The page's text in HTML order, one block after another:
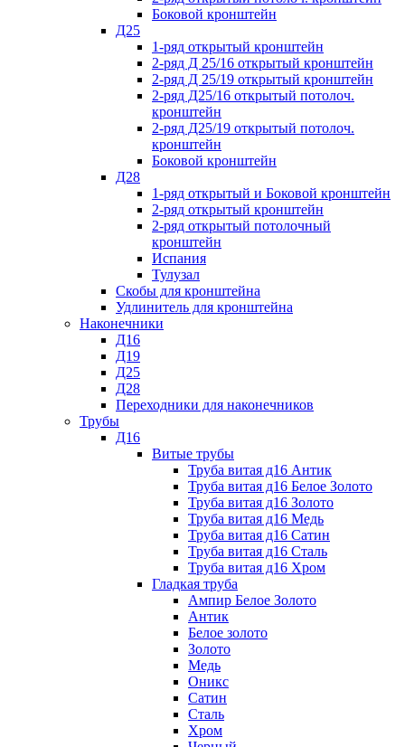
Боковой кронштейн
Д25
1-ряд открытый кронштейн
2-ряд Д 25/16 открытый кронштейн
2-ряд Д 25/19 открытый кронштейн
2-ряд Д25/16 открытый потолоч.
кронштейн
2-ряд Д25/19 открытый потолоч.
кронштейн
Боковой кронштейн
Д28
1-ряд открытый и Боковой кронштейн
2-ряд открытый кронштейн
2-ряд открытый потолочный
кронштейн
Испания
Тулузал
Скобы для кронштейна
Удлинитель для кронштейна
Наконечники
Д16
Д19
Д25
Д28
Переходники для наконечников
Трубы
Д16
Витые трубы
Труба витая д16 Антик
Труба витая д16 Белое Золото
Труба витая д16 Золото
Труба витая д16 Медь
Труба витая д16 Сатин
Труба витая д16 Сталь
Труба витая д16 Хром
Гладкая труба
Ампир Белое Золото
Антик
Белое золото
Золото
Медь
Оникс
Сатин
Сталь
Хром